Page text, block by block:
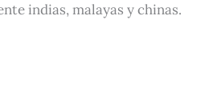
indias, malayas y chinas.